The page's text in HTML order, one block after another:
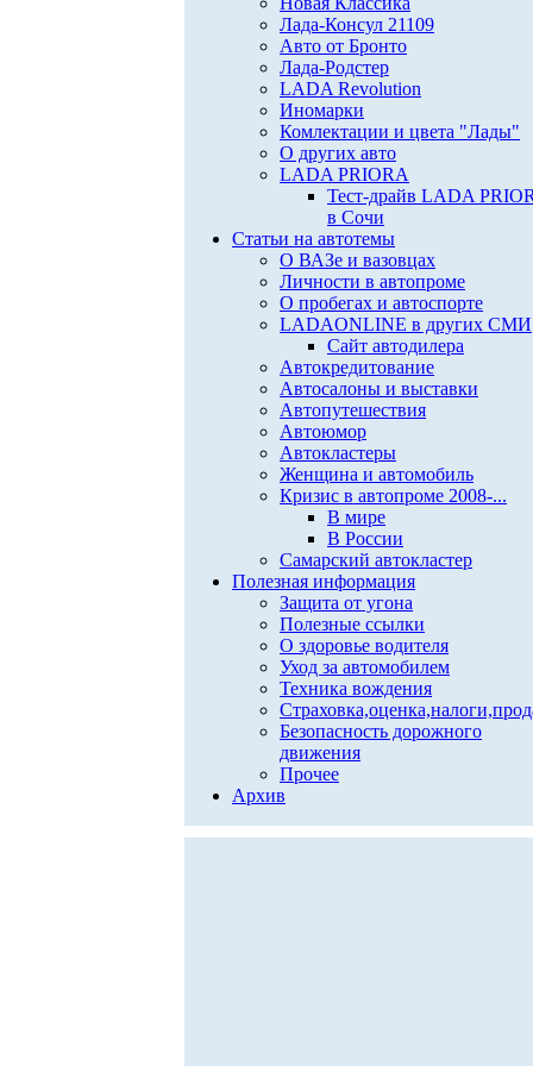
Лада-Консул 21109
Авто от Бронто
Лада-Родстер
LADA Revolution
Иномарки
Комлектации и цвета "Лады"
О других авто
LADA PRIORA
Тест-драйв LADA
в Сочи
Статьи на автотемы
О ВАЗе и вазовцах
Личности в автопроме
О пробегах и автоспорте
LADAONLINE в других СМИ
Сайт автодилера
Автокредитование
Автосалоны и выставки
Автопутешествия
Автоюмор
Автокластеры
Женщина и автомобиль
Кризис в автопроме 2008-...
В мире
В России
Самарский автокластер
Полезная информация
Защита от угона
Полезные ссылки
О здоровье водителя
Уход за автомобилем
Техника вождения
Безопасность дорожного
движения
Прочее
Архив